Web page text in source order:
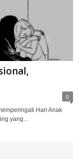
0
Hari Anak
yang...